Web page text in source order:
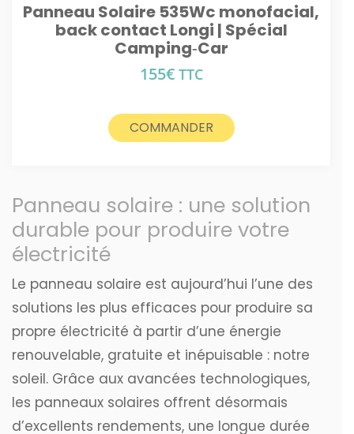
Panneau Solaire 535Wc monofacial,
back contact Longi | Spécial
Camping‑Car
155€TTC
COMMANDER
Panneau solaire : une solution
durable pour produire votre
électricité
Le panneau solaire est aujourd’hui l’une des
solutions les plus efficaces pour produire sa
propre électricité à partir d’une énergie
renouvelable, gratuite et inépuisable : notre
soleil. Grâce aux avancées technologiques,
les panneaux solaires offrent désormais
d’excellents rendements, une longue durée